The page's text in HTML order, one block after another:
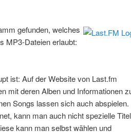
gefunden, welches
MP3-Dateien erlaubt:
ist: Auf der Website von Last.fm
mit deren Alben und Informationen
Songs lassen sich auch abspielen.
kann man auch nicht spezielle Titel
kann man selbst wählen und